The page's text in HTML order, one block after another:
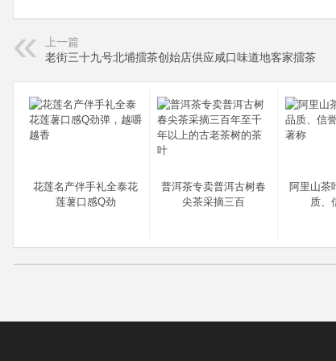
上一篇
老街三十九号北埔擂茶创始店供应咸口味道地客家擂茶
花莲名产伴手礼全泰花
莲薯口感Q劲
普洱茶专卖普洱古树春
尖茶采摘三百
阿里山茶
质、